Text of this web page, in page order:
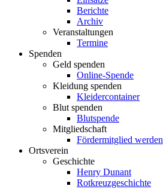
Berichte
Archiv
Veranstaltungen
Termine
Spenden
Geld spenden
Online-Spende
Kleidung spenden
Kleidercontainer
Blut spenden
Blutspende
Mitgliedschaft
Fördermitglied werden
Ortsverein
Geschichte
Henry Dunant
Rotkreuzgeschichte